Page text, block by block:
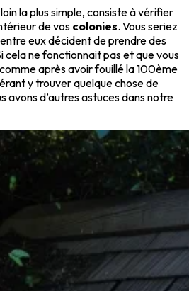
la plus simple, consiste à vérifier
de vos colonies. Vous seriez
eux décident de prendre des
cela ne fonctionnait pas et que vous
après avoir fouillé la 100ème
y trouver quelque chose de
avons d’autres astuces dans notre